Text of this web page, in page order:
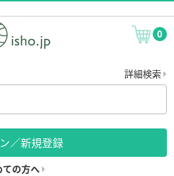
0
詳細検索
／新規登録
ての方へ